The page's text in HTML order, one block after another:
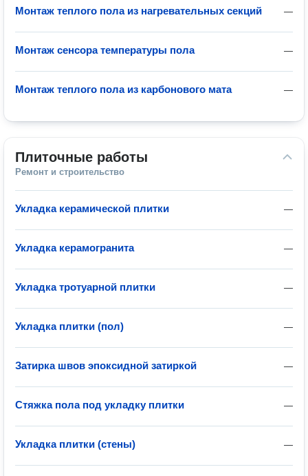
—
Монтаж теплого пола из нагревательных секций
—
Монтаж сенсора температуры пола
—
Монтаж теплого пола из карбонового мата
Плиточные работы
Ремонт и строительство
—
Укладка керамической плитки
—
Укладка керамогранита
—
Укладка тротуарной плитки
—
Укладка плитки (пол)
—
Затирка швов эпоксидной затиркой
—
Стяжка пола под укладку плитки
—
Укладка плитки (стены)